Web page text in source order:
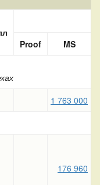
Proof
MS
1 763 000
176 960